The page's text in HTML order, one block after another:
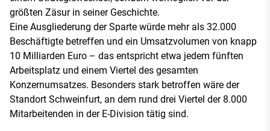
größten Zäsur in seiner Geschichte.
Eine Ausgliederung der Sparte würde mehr als 32.000
Beschäftigte betreffen und ein Umsatzvolumen von knapp
10 Milliarden Euro – das entspricht etwa jedem fünften
Arbeitsplatz und einem Viertel des gesamten
Konzernumsatzes. Besonders stark betroffen wäre der
Standort Schweinfurt, an dem rund drei Viertel der 8.000
Mitarbeitenden in der E-Division tätig sind.